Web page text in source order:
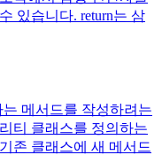
있습니다. return는 삼
메서드를 작성하려는
티 클래스를 정의하는
존 클래스에 새 메서드